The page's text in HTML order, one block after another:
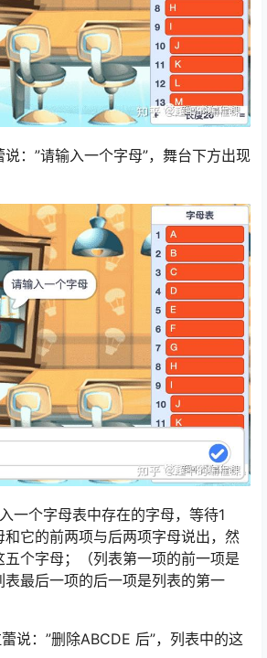
：”请输入一个字母”，舞台下方出现
一个字母表中存在的字母，等待1
它的前两项与后两项字母说出，然
个字母；（列表第一项的前一项是
表最后一项的后一项是列表的第一
说：”删除ABCDE 后”，列表中的这